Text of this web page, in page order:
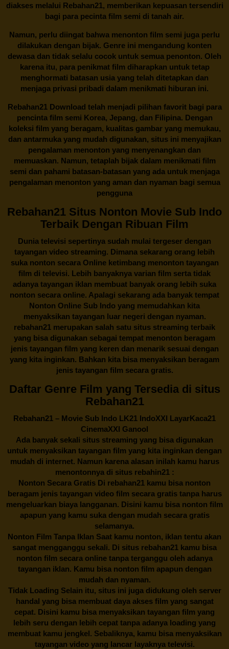
diakses melalui Rebahan21, memberikan kepuasan tersendiri
bagi para pecinta film semi di tanah air.
Namun, perlu diingat bahwa menonton film semi juga perlu
dilakukan dengan bijak. Genre ini mengandung konten
dewasa dan tidak selalu cocok untuk semua penonton. Oleh
karena itu, para penikmat film diharapkan untuk tetap
menghormati batasan usia yang telah ditetapkan dan
menjaga privasi pribadi dalam menikmati hiburan ini.
Rebahan21Download telah menjadi pilihan favorit bagi para
pencinta film semi Korea, Jepang, dan Filipina. Dengan
koleksi film yang beragam, kualitas gambar yang memukau,
dan antarmuka yang mudah digunakan, situs ini menyajikan
pengalaman menonton yang menyenangkan dan
memuaskan. Namun, tetaplah bijak dalam menikmati film
semi dan pahami batasan-batasan yang ada untuk menjaga
pengalaman menonton yang aman dan nyaman bagi semua
pengguna
Rebahan21 Situs Nonton Movie Sub Indo
Terbaik Dengan Ribuan Film
Dunia televisi sepertinya sudah mulai tergeser dengan
tayangan video streaming. Dimana sekarang orang lebih
suka nonton secara Online ketimbang menonton tayangan
film di televisi. Lebih banyaknya varian film serta tidak
adanya tayangan iklan membuat banyak orang lebih suka
nonton secara online. Apalagi sekarang ada banyak tempat
Nonton Online Sub Indo yang memudahkan kita
menyaksikan tayangan luar negeri dengan nyaman.
rebahan21 merupakan salah satu situs streaming terbaik
yang bisa digunakan sebagai tempat menonton beragam
jenis tayangan film yang keren dan menarik sesuai dengan
yang kita inginkan. Bahkan kita bisa menyaksikan beragam
jenis tayangan film secara gratis.
Daftar Genre Film yang Tersedia di situs
Rebahan21
Rebahan21 – Movie Sub Indo LK21 IndoXXI LayarKaca21
CinemaXXI Ganool
Ada banyak sekali situs streaming yang bisa digunakan
untuk menyaksikan tayangan film yang kita inginkan dengan
mudah di internet. Namun karena alasan inilah kamu harus
menontonnya di situs rebahin21 :
Nonton Secara Gratis Di rebahan21 kamu bisa nonton
beragam jenis tayangan video film secara gratis tanpa harus
mengeluarkan biaya langganan. Disini kamu bisa nonton film
apapun yang kamu suka dengan mudah secara gratis
selamanya.
Nonton Film Tanpa Iklan Saat kamu nonton, iklan tentu akan
sangat mengganggu sekali. Di situs rebahan21 kamu bisa
nonton film secara online tanpa terganggu oleh adanya
tayangan iklan. Kamu bisa nonton film apapun dengan
mudah dan nyaman.
Tidak Loading Selain itu, situs ini juga didukung oleh server
handal yang bisa membuat daya akses film yang sangat
cepat. Disini kamu bisa menyaksikan tayangan film yang
lebih seru dengan lebih cepat tanpa adanya loading yang
membuat kamu jengkel. Sebaliknya, kamu bisa menyaksikan
tayangan video yang lancar layaknya televisi.